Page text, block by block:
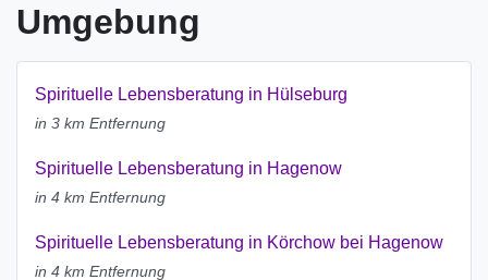
Umgebung
Spirituelle Lebensberatung in Hülseburg
in 3 km Entfernung
Spirituelle Lebensberatung in Hagenow
in 4 km Entfernung
Spirituelle Lebensberatung in Körchow bei Hagenow
in 4 km Entfernung